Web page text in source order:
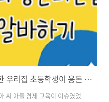
김윤아 아들 집알바 벤치마킹한 우리집 초등학생이 용돈 버는 방법
씨 아들 경제 교육이 이슈였었